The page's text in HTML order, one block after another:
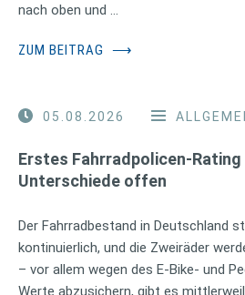
nach oben und …
ZUM BEITRAG ⟶
05.08.2026
Erstes Fahrradpolicen-
Unterschiede offen
Der Fahrradbestand in Deutschland
kontinuierlich, und die Zweiräder
– vor allem wegen des E-Bike- und
Werte abzusichern, gibt es